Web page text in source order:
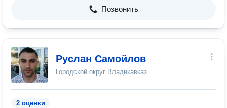
Позвонить
Руслан Самойлов
Городской округ Владикавказ
2 оценки